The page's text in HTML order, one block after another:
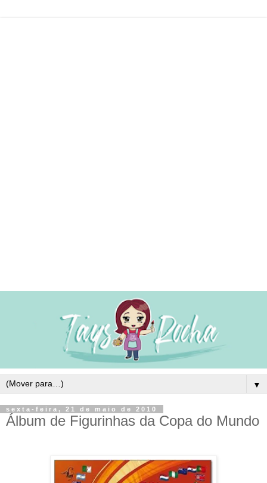
▼
sexta-feira, 21 de maio de 2010
Álbum de Figurinhas da Copa do Mundo